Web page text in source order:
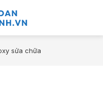
sửa chữa